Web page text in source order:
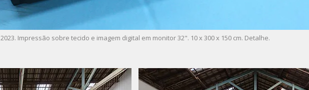
2023. Impressão sobre tecido e imagem digital em monitor 32". 10 x 300 x 150 cm. Detalhe.